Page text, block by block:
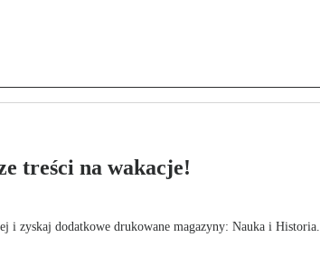
treści na wakacje!
i zyskaj dodatkowe drukowane magazyny: Nauka i Historia.